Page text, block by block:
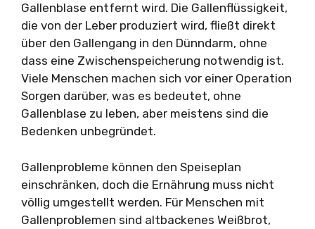
Gallenblase entfernt wird. Die Gallenflüssigkeit,
die von der Leber produziert wird, fließt direkt
über den Gallengang in den Dünndarm, ohne
dass eine Zwischenspeicherung notwendig ist.
Viele Menschen machen sich vor einer Operation
Sorgen darüber, was es bedeutet, ohne
Gallenblase zu leben, aber meistens sind die
Bedenken unbegründet.
Gallenprobleme können den Speiseplan
einschränken, doch die Ernährung muss nicht
völlig umgestellt werden. Für Menschen mit
Gallenproblemen sind altbackenes Weißbrot,